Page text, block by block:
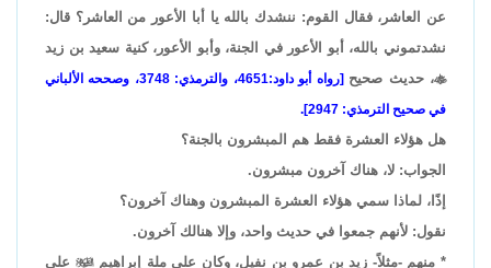
عن العاشر، فقال القوم: ننشدك بالله يا أبا الأعور من العاشر؟ قال:
نشدتموني بالله، أبو الأعور في الجنة، وأبو الأعور، كنية سعيد بن زيد
، حديث صحيح
[رواه أبو داود:4651، والترمذي: 3748، وصححه الألباني
في صحيح الترمذي: 2947].
هل هؤلاء العشرة فقط هم المبشرون بالجنة؟
الجواب: لا، هناك آخرون مبشرون.
إذًا، لماذا سمي هؤلاء العشرة المبشرون وهناك آخرون؟
نقول: لأنهم جمعوا في حديث واحد، وإلا هنالك آخرون.
* منهم -مثلاً- زيد بن عمرو بن نفيل، وكان على ملة إبراهيم على